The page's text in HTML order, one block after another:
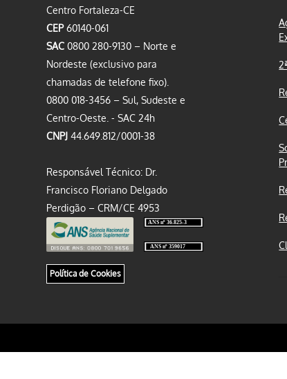
Centro Fortaleza-CE
CEP60140-061
SAC 0800 280-9130 – Norte e
Nordeste (exclusivo para
chamadas de telefone fixo).
0800 018-3456 – Sul, Sudeste e
Centro-Oeste. - SAC 24h
CNPJ 44.649.812/0001-38
Responsável Técnico: Dr.
Francisco Floriano Delgado
Perdigão – CRM/CE 4953
Política de Cookies